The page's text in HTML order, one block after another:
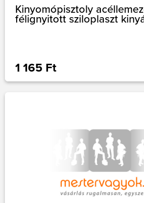
Kinyomópisztoly
félignyitott sziloplaszt
1 165 Ft